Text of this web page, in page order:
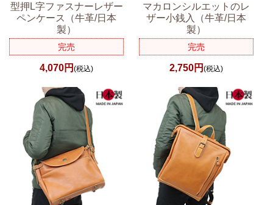
型押L字ファスナーレザー
ペンケース（牛革/日本
製）
完売
4,070円(税込)
マカロンシルエットのレ
ザー小銭入（牛革/日本
製）
完売
2,750円 (税込)